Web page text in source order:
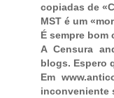
copiadas de
MST é um
É sempre bom
A Censura
blogs. Espero
Em
inconveniente